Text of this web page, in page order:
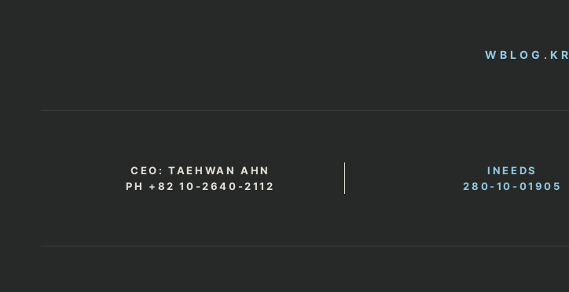
WBLOG.KR
CEO: TAEHWAN AHN
PH +82 10-2640-2112
INEEDS
280-10-01905